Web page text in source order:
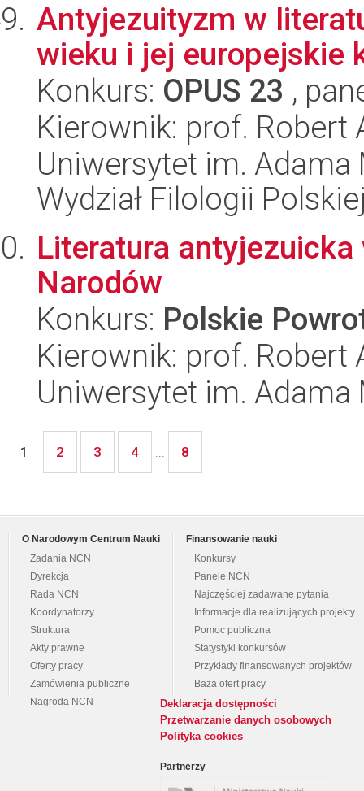
Antyjezuityzm w
wieku i jej europejskie
Konkurs: OPUS 23 ,
Kierownik: prof. Robert
Uniwersytet im.
Wydział Filologii
Literatura
Narodów
Konkurs: Polskie
Kierownik: prof. Robert
Uniwersytet im.
1 2 3 4 ... 8
O Narodowym Centrum Nauki
Zadania NCN
Dyrekcja
Rada NCN
Koordynatorzy
Struktura
Akty prawne
Oferty pracy
Zamówienia publiczne
Nagroda NCN
Finansowanie nauki
Konkursy
Panele NCN
Najczęściej zadawane pytania
Informacje dla realizujących projekty
Pomoc publiczna
Statystyki konkursów
Przykłady finansowanych projektów
Baza ofert pracy
Deklaracja dostępności
Przetwarzanie danych osobowych
Polityka cookies
Partnerzy